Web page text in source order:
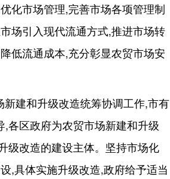
化市场管理,完善市场各项管理制
场引入现代流通方式,推进市场转
低流通成本,充分彰显农贸市场安
建和升级改造统筹协调工作,市有
各区政府为农贸市场新建和升级
级改造的建设主体。坚持市场化
,具体实施升级改造,政府给予适当